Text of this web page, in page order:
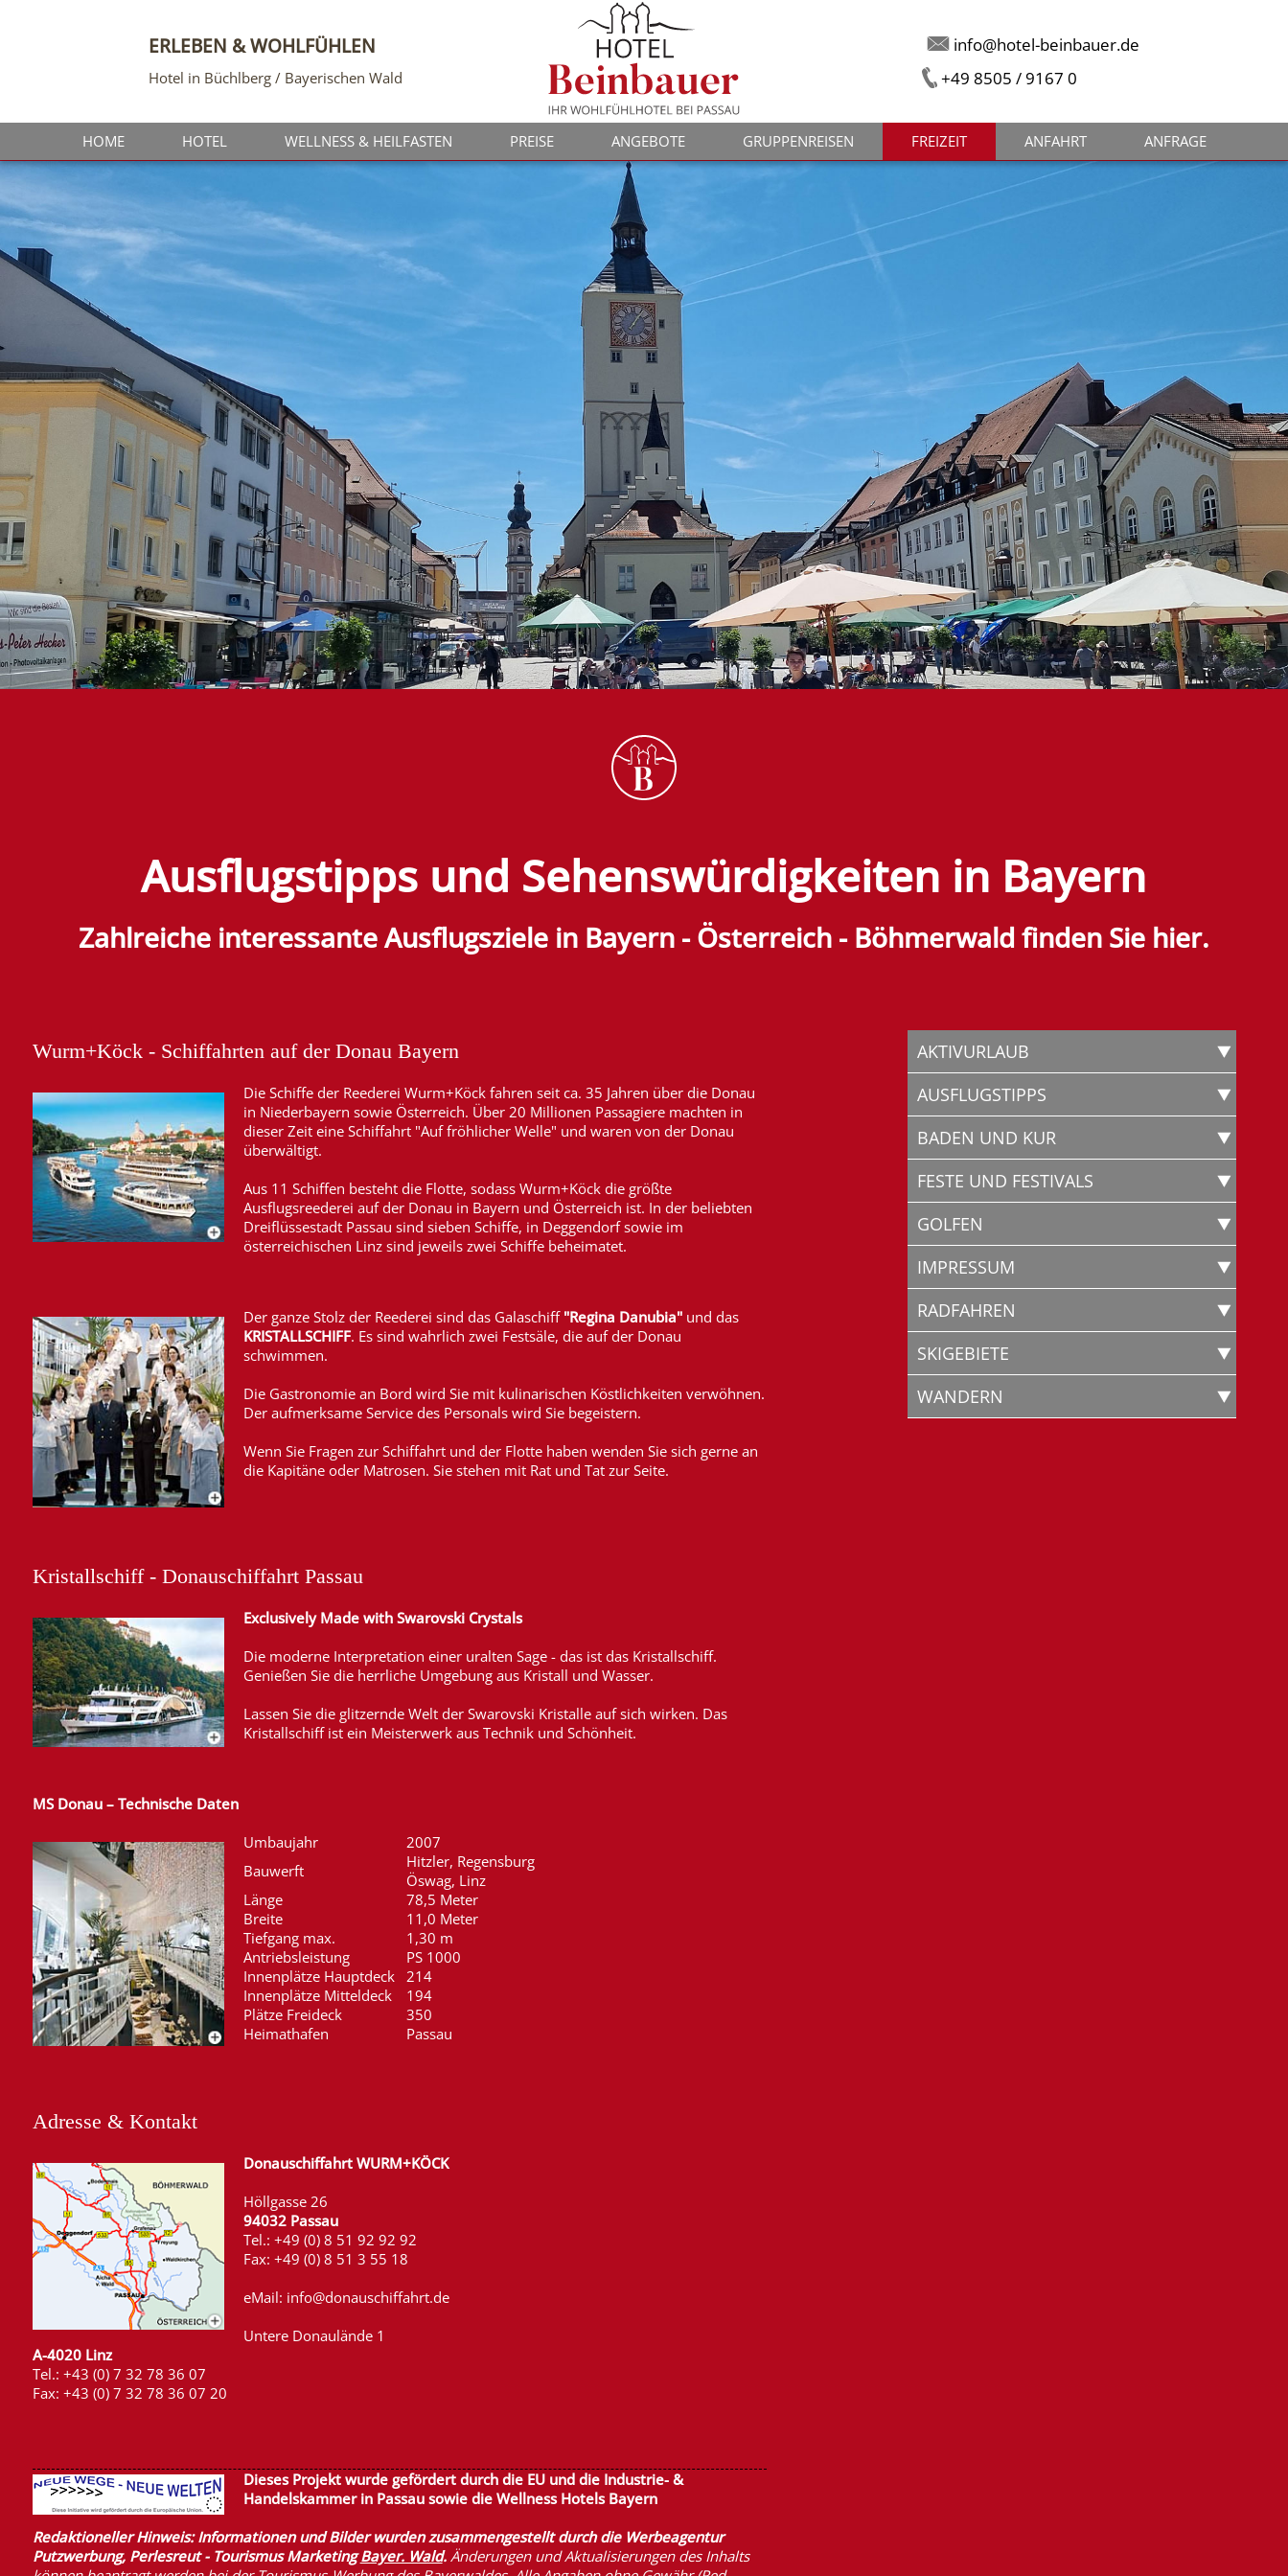
ERLEBEN & WOHLFÜHLEN
Hotel in Büchlberg / Bayerischen Wald
info@hotel-beinbauer.de
+49 8505 / 9167 0
HOME HOTEL WELLNESS & HEILFASTEN PREISE ANGEBOTE GRUPPENREISEN FREIZEIT ANFAHRT ANFRAGE
Ausflugstipps und Sehenswürdigkeiten in Bayern
Zahlreiche interessante Ausflugsziele in Bayern - Österreich - Böhmerwald finden Sie hier.
Wurm+Köck - Schiffahrten auf der Donau Bayern
Die Schiffe der Reederei Wurm+Köck fahren seit ca. 35 Jahren über die Donau
in Niederbayern sowie Österreich. Über 20 Millionen Passagiere machten in
dieser Zeit eine Schiffahrt "Auf fröhlicher Welle" und waren von der Donau
überwältigt.
Aus 11 Schiffen besteht die Flotte, sodass Wurm+Köck die größte
Ausflugsreederei auf der Donau in Bayern und Österreich ist. In der beliebten
Dreiflüssestadt Passau sind sieben Schiffe, in Deggendorf sowie im
österreichischen Linz sind jeweils zwei Schiffe beheimatet.
Der ganze Stolz der Reederei sind das Galaschiff "Regina Danubia"und das
KRISTALLSCHIFF. Es sind wahrlich zwei Festsäle, die auf der Donau
schwimmen.
Die Gastronomie an Bord wird Sie mit kulinarischen Köstlichkeiten verwöhnen.
Der aufmerksame Service des Personals wird Sie begeistern.
Wenn Sie Fragen zur Schiffahrt und der Flotte haben wenden Sie sich gerne an
die Kapitäne oder Matrosen. Sie stehen mit Rat und Tat zur Seite.
Kristallschiff - Donauschiffahrt Passau
Exclusively Made with Swarovski Crystals
Die moderne Interpretation einer uralten Sage - das ist das Kristallschiff.
Genießen Sie die herrliche Umgebung aus Kristall und Wasser.
Lassen Sie die glitzernde Welt der Swarovski Kristalle auf sich wirken. Das
Kristallschiff ist ein Meisterwerk aus Technik und Schönheit.
MS Donau – Technische Daten
Umbaujahr
2007
Bauwerft
Hitzler, Regensburg
Öswag, Linz
Länge
78,5 Meter
Breite
11,0 Meter
Tiefgang max.
1,30 m
Antriebsleistung
PS 1000
Innenplätze Hauptdeck
214
Innenplätze Mitteldeck
194
Plätze Freideck
350
Heimathafen
Passau
Adresse & Kontakt
Donauschiffahrt WURM+KÖCK
Höllgasse 26
94032 Passau
Tel.: +49 (0) 8 51 92 92 92
Fax: +49 (0) 8 51 3 55 18
eMail: info@donauschiffahrt.de
Untere Donaulände 1
A-4020 Linz
Tel.: +43 (0) 7 32 78 36 07
Fax: +43 (0) 7 32 78 36 07 20
Dieses Projekt wurde gefördert durch die EU und die Industrie- &
Handelskammer in Passau sowie die Wellness Hotels Bayern
Redaktioneller Hinweis: Informationen und Bilder wurden zusammengestellt durch die Werbeagentur
Putzwerbung, Perlesreut - Tourismus MarketingBayer. Wald.Änderungen und Aktualisierungen des Inhalts
AKTIVURLAUB
AUSFLUGSTIPPS
BADEN UND KUR
FESTE UND FESTIVALS
GOLFEN
IMPRESSUM
RADFAHREN
SKIGEBIETE
WANDERN